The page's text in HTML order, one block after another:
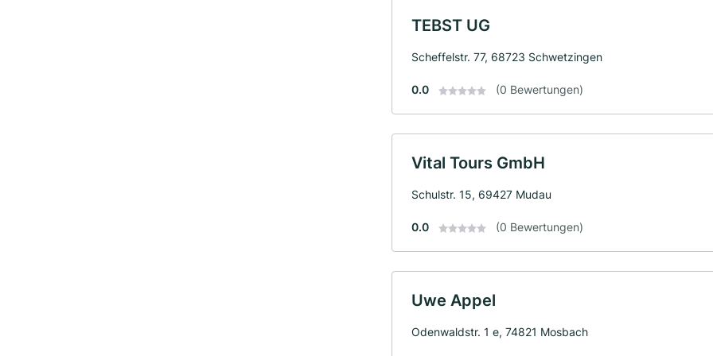
TEBST UG
Scheffelstr. 77, 68723 Schwetzingen
0.0 (0 Bewertungen)
Vital Tours GmbH
Schulstr. 15, 69427 Mudau
0.0 (0 Bewertungen)
Uwe Appel
Odenwaldstr. 1 e, 74821 Mosbach